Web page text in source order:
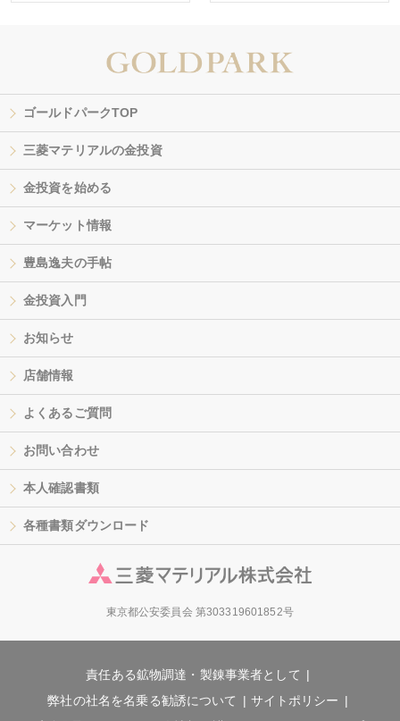
ゴールドパークTOP
三菱マテリアルの金投資
金投資を始める
マーケット情報
豊島逸夫の手帖
金投資入門
お知らせ
店舗情報
よくあるご質問
お問い合わせ
本人確認書類
各種書類ダウンロード
東京都公安委員会 第303319601852号
責任ある鉱物調達・製錬事業者として
弊社の社名を名乗る勧誘について
サイトポリシー